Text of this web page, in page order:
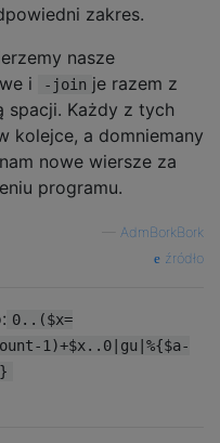
zakres.
nasze
i
-join je razem z
spacji. Każdy z tych
kolejce, a domniemany
nowe wiersze za
programu.
AdmBorkBork
źródło
0..($x=
1)+$x..0|gu|%{$a-